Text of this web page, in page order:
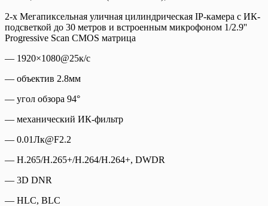
2-х Мегапиксельная уличная цилиндрическая IP-камера с ИК-
подсветкой до 30 метров и встроенным микрофоном 1/2.9''
Progressive Scan CMOS матрица
— 1920×1080@25к/с
— объектив 2.8мм
— угол обзора 94°
— механический ИК-фильтр
— 0.01Лк@F2.2
— H.265/H.265+/H.264/H.264+, DWDR
— 3D DNR
— HLC, BLC